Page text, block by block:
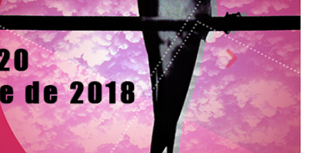
Next